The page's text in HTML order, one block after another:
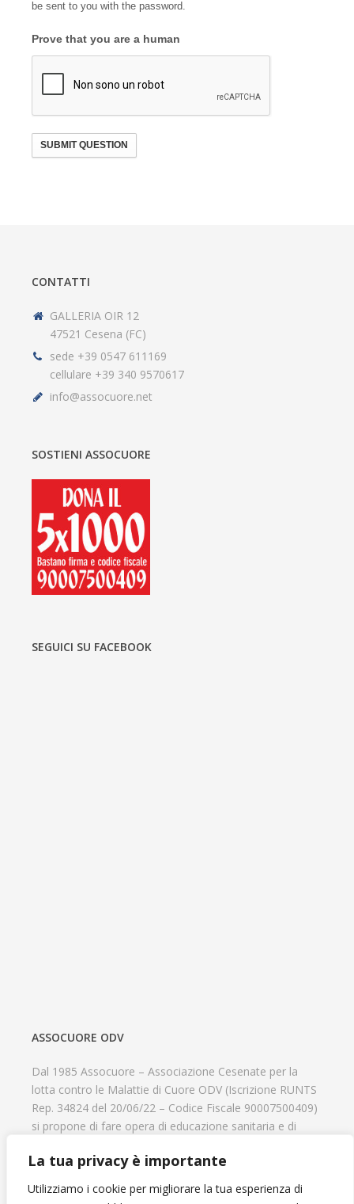
La tua privacy è importante
Utilizziamo i cookie per migliorare la tua esperienza di
be sent to you with the password.
Prove that you are a human
SUBMIT QUESTION
CONTATTI
GALLERIA OIR 12
47521 Cesena (FC)
sede +39 0547 611169
cellulare +39 340 9570617
info@assocuore.net
SOSTIENI ASSOCUORE
SEGUICI SU FACEBOOK
ASSOCUORE ODV
Dal 1985 Assocuore – Associazione Cesenate per la
lotta contro le Malattie di Cuore ODV (Iscrizione RUNTS
Rep. 34824 del 20/06/22 – Codice Fiscale 90007500409)
si propone di fare opera di educazione sanitaria e di
psicofisico di tutti coloro che hanno un problema
cardiologico e di aiutare il progresso delle strutture